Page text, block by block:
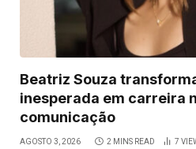
Beatriz Souza
inesperada em carreira
comunicação
AGOSTO 3, 2026 2 MINS READ 7